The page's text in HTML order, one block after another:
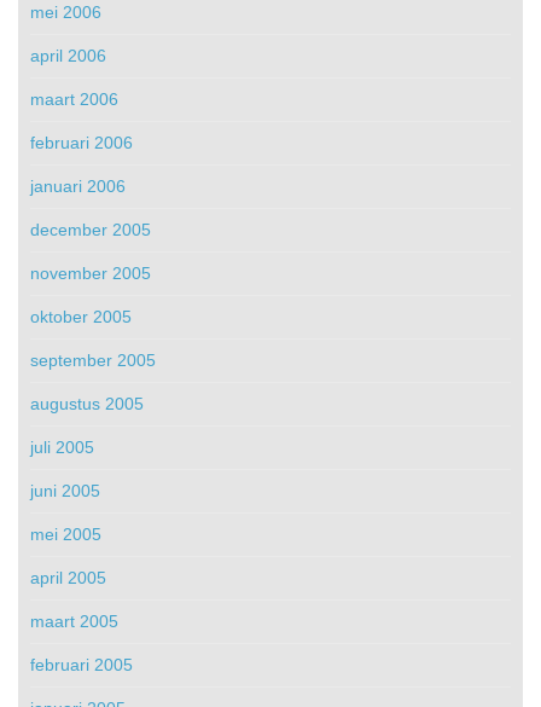
mei 2006
april 2006
maart 2006
februari 2006
januari 2006
december 2005
november 2005
oktober 2005
september 2005
augustus 2005
juli 2005
juni 2005
mei 2005
april 2005
maart 2005
februari 2005